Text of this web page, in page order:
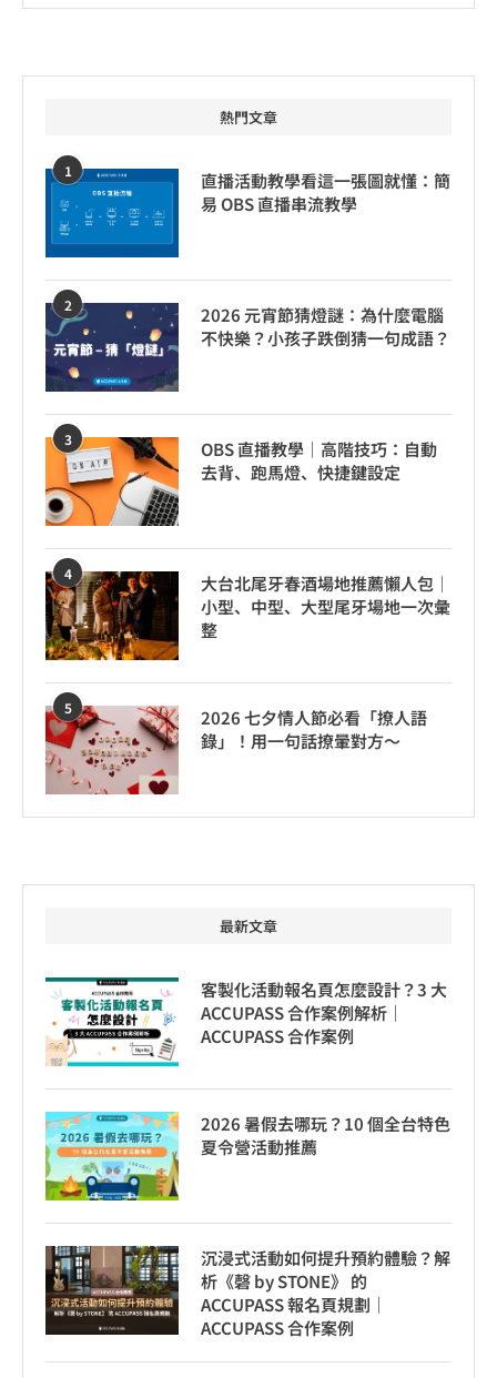
熱門文章
1
直播活動教學看這一張圖就懂：簡
易 OBS 直播串流教學
2
2026 元宵節猜燈謎：為什麼電腦
不快樂？小孩子跌倒猜一句成語？
3
OBS 直播教學｜高階技巧：自動
去背、跑馬燈、快捷鍵設定
4
大台北尾牙春酒場地推薦懶人包｜
小型、中型、大型尾牙場地一次彙
整
5
2026 七夕情人節必看「撩人語
錄」！用一句話撩暈對方～
最新文章
客製化活動報名頁怎麼設計？3 大
ACCUPASS 合作案例解析｜
ACCUPASS 合作案例
2026 暑假去哪玩？10 個全台特色
夏令營活動推薦
沉浸式活動如何提升預約體驗？解
析《磬 by STONE》 的
ACCUPASS 報名頁規劃｜
ACCUPASS 合作案例